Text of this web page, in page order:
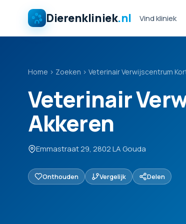
Dierenkliniek.nl Vind kliniek
Home › Zoeken › Veterinair Verwijscentrum
Veterinair
Akkeren
Emmastraat 29, 2802 LA Gouda
Onthouden Vergelijk Delen